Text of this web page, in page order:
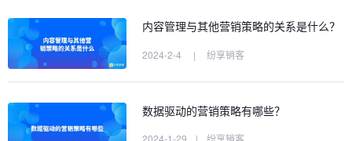
内容管理与其他营销策略的关系是什么？
2024-2-4 | 纷享销客
数据驱动的营销策略有哪些？